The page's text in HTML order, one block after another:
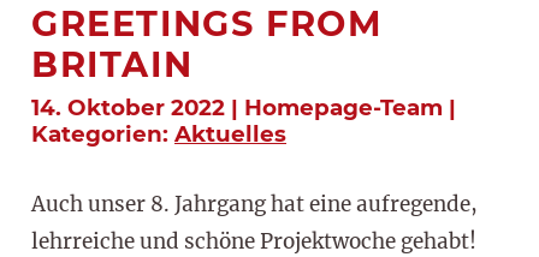
GREETINGS FROM
BRITAIN
14. Oktober 2022 | Homepage-Team |
Kategorien: Aktuelles
Auch unser 8. Jahrgang hat eine aufregende,
lehrreiche und schöne Projektwoche gehabt!